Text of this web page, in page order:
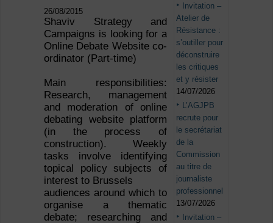
26/08/2015
Shaviv Strategy and
Campaigns is looking for a
Online Debate Website co-
ordinator (Part-time)
Main responsibilities:
Research, management
and moderation of online
debating website platform
(in the process of
construction). Weekly
tasks involve identifying
topical policy subjects of
interest to Brussels
audiences around which to
organise a thematic
debate; researching and
Invitation –
Atelier de
Résistance :
s’outiller pour
déconstruire
les critiques
et y résister
14/07/2026
L’AGJPB
recrute pour
le secrétariat
de la
Commission
au titre de
journaliste
professionnel
13/07/2026
Invitation –